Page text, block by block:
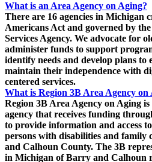
What is an Area Agency on Aging?
There are 16 agencies in Michigan
Americans Act and governed by
Services Agency. We advocate for
administer funds to support
identify needs and develop plans to
maintain their independence with
centered services.
What is Region 3B Area Agency on
Region 3B Area Agency on Aging
agency that receives funding
to provide information and access
persons with disabilities and family
and Calhoun County. The 3B
in Michigan of Barry and Calhoun